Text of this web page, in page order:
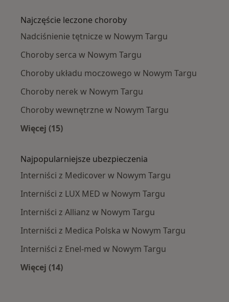
Najczęście leczone choroby
Nadciśnienie tętnicze w Nowym Targu
Choroby serca w Nowym Targu
Choroby układu moczowego w Nowym Targu
Choroby nerek w Nowym Targu
Choroby wewnętrzne w Nowym Targu
Więcej (15)
Najpopularniejsze ubezpieczenia
Interniści z Medicover w Nowym Targu
Interniści z LUX MED w Nowym Targu
Interniści z Allianz w Nowym Targu
Interniści z Medica Polska w Nowym Targu
Interniści z Enel-med w Nowym Targu
Więcej (14)